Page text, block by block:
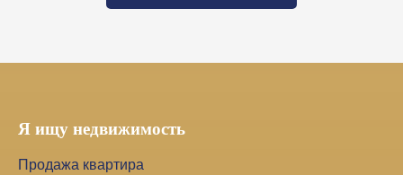
Я ищу недвижимость
Продажа квартира